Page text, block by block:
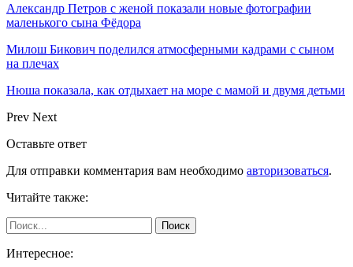
Александр Петров с женой показали новые фотографии
маленького сына Фёдора
Милош Бикович поделился атмосферными кадрами с сыном
на плечах
Нюша показала, как отдыхает на море с мамой и двумя детьми
Prev Next
Оставьте ответ
Для отправки комментария вам необходимо авторизоваться.
Читайте также:
Интересное: